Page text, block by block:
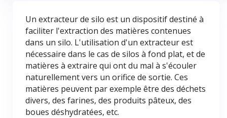
Un extracteur de silo est un dispositif destiné à
faciliter l'extraction des matières contenues
dans un silo. L'utilisation d'un extracteur est
nécessaire dans le cas de silos à fond plat, et de
matières à extraire qui ont du mal à s'écouler
naturellement vers un orifice de sortie. Ces
matières peuvent par exemple être des déchets
divers, des farines, des produits pâteux, des
boues déshydratées, etc.